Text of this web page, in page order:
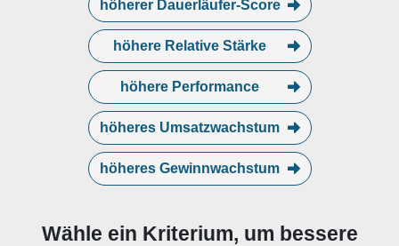
höherer Dauerläufer-Score
höhere Relative Stärke
höhere Performance
höheres Umsatzwachstum
höheres Gewinnwachstum
Wähle ein Kriterium, um bessere